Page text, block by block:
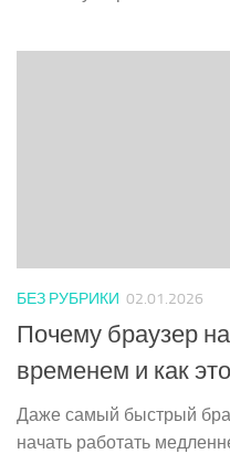
БЕЗ РУБРИКИ 02.01.2026
Почему браузер
временем и как
Даже самый быстрый
начать работать